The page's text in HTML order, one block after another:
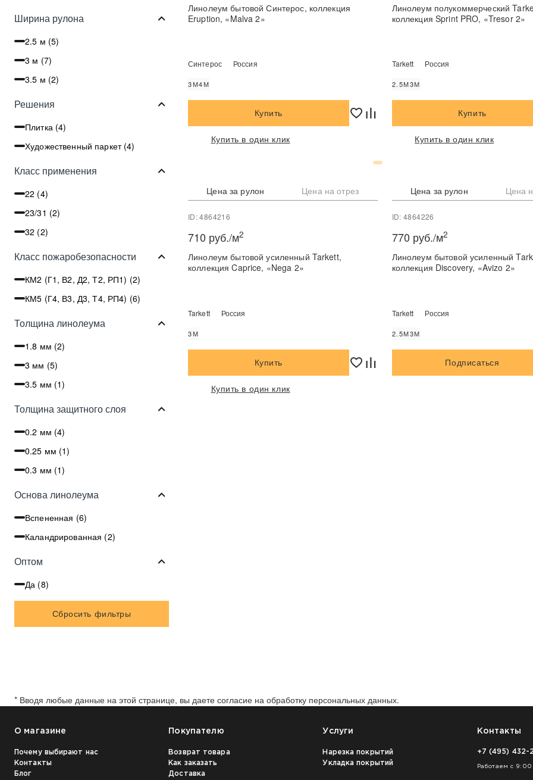
Ширина рулона
2.5 м (5)
3 м (7)
3.5 м (2)
Решения
Плитка (4)
Художественный паркет (4)
Класс применения
22 (4)
23/31 (2)
32 (2)
Класс пожаробезопасности
КМ2 (Г1, В2, Д2, Т2, РП1) (2)
КМ5 (Г4, В3, Д3, Т4, РП4) (6)
Толщина линолеума
1.8 мм (2)
3 мм (5)
3.5 мм (1)
Толщина защитного слоя
0.2 мм (4)
0.25 мм (1)
0.3 мм (1)
Основа линолеума
Вспененная (6)
Каландрированная (2)
Оптом
Да (8)
Сбросить фильтры
Линолеум бытовой Синтерос, коллекция
Eruption, «Malva 2»
Синтерос Россия
3М4М
Купить
Купить в один клик
Линолеум полукоммерческий
коллекция Sprint PRO, «Tresor 2»
Tarkett Россия
2.5М3М
Купить
Купить в один клик
Цена за рулон Цена на отрез
ID: 4864216
710 руб./м2
Линолеум бытовой усиленный Tarkett,
коллекция Caprice, «Nega 2»
Tarkett Россия
3М
Купить
Купить в один клик
Цена за рулон Цена
ID: 4864226
770 руб./м2
Линолеум бытовой усиленный
коллекция Discovery, «Avizo 2»
Tarkett Россия
2.5М3М
Подписаться
* Вводя любые данные на этой странице, вы даете согласие на обработку персональных данных.
О магазине
Почему выбирают нас
Контакты
Блог
Покупателю
Возврат товара
Как заказать
Доставка
Услуги
Нарезка покрытий
Укладка покрытий
Контакты
+7 (495) 432-
Работаем с